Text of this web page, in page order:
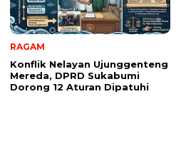
RAGAM
Konflik Nelayan Ujunggenteng
Mereda, DPRD Sukabumi
Dorong 12 Aturan Dipatuhi